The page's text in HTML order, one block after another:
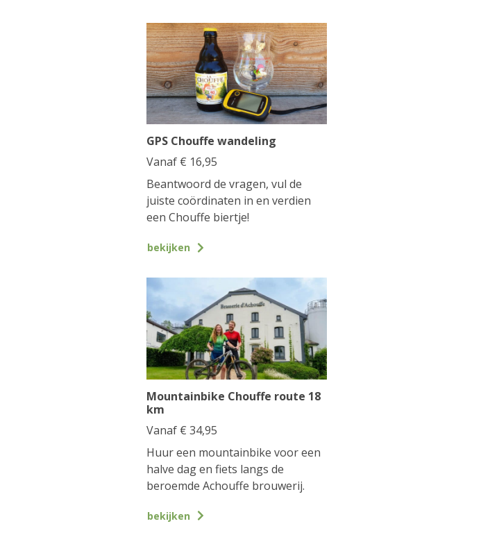
GPS Chouffe wandeling
Vanaf € 16,95
Beantwoord de vragen, vul de
juiste coördinaten in en verdien
een Chouffe biertje!
bekijken
Mountainbike Chouffe route 18
km
Vanaf € 34,95
Huur een mountainbike voor een
halve dag en fiets langs de
beroemde Achouffe brouwerij.
bekijken